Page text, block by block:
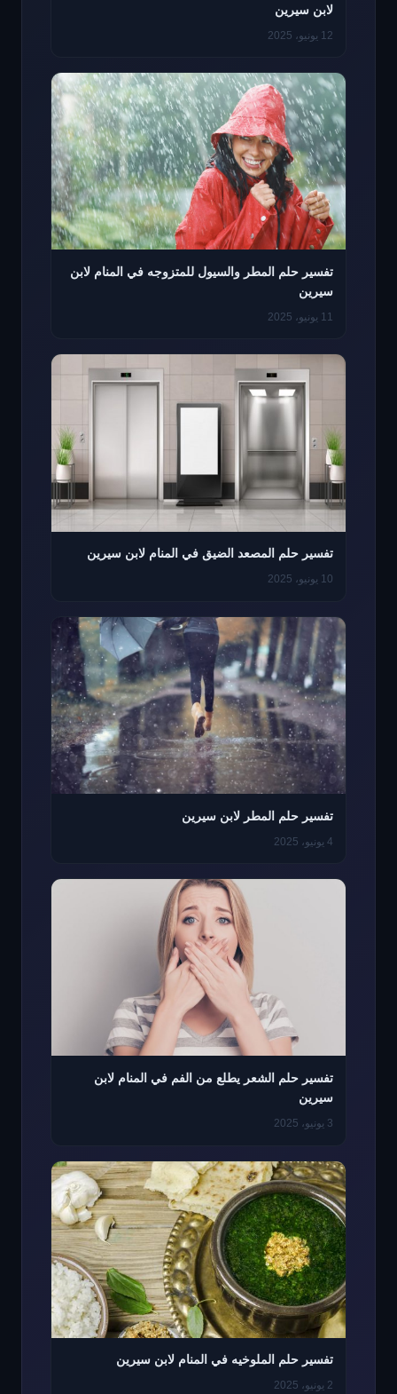
لابن سيرين
12 يونيو، 2025
تفسير حلم المطر والسيول للمتزوجه في المنام لابن
سيرين
11 يونيو، 2025
تفسير حلم المصعد الضيق في المنام لابن سيرين
10 يونيو، 2025
تفسير حلم المطر لابن سيرين
4 يونيو، 2025
تفسير حلم الشعر يطلع من الفم في المنام لابن
سيرين
3 يونيو، 2025
تفسير حلم الملوخيه في المنام لابن سيرين
2 يونيو، 2025